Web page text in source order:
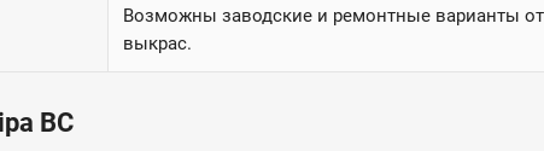
Возможны заводские и ремонтные варианты
выкрас.
BC